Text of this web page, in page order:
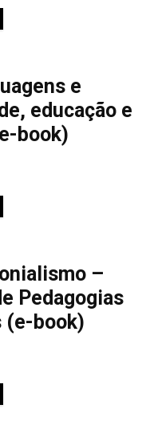
e
educação e
book)
–
Pedagogias
(e-book)